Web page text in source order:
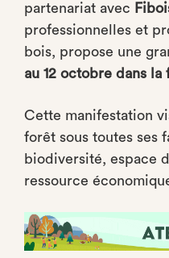
partenariat avec
professionnelles et
bois, propose une
au 12 octobre dans la
Cette manifestation
forêt sous toutes ses
biodiversité, espace
ressource